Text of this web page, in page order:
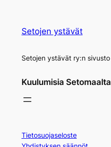
Setojen ystävät
Setojen ystävät ry:n sivusto
Kuulumisia Setomaalta
Tietosuojaseloste